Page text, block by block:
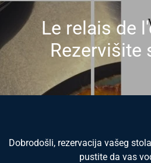
Le relais de
Rezervišite
Dobrodošli, rezervacija vašeg
pustite da vas